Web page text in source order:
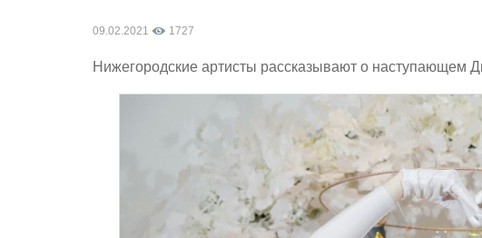
09.02.2021 1727
Нижегородские артисты рассказывают о наступающем